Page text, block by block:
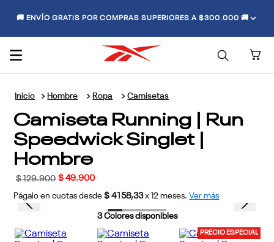
🚚 ENVÍO GRATIS POR COMPRAS SUPERIORES A $300.000 🚚
Hombre Ropa Camisetas
Camiseta Running | Run
Speedwick Singlet |
Hombre
$ 129.900 $ 49.900
Págalo en cuotas desde $ 4158,33 x 12 meses. Ver más
PRECIO ESPECIAL
3Colores disponibles